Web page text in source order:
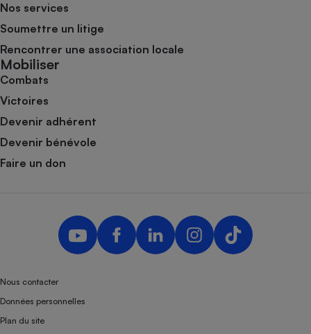
Nos services
Soumettre un litige
Rencontrer une association locale
Mobiliser
Combats
Victoires
Devenir adhérent
Devenir bénévole
Faire un don
Nous contacter
Données personnelles
Plan du site